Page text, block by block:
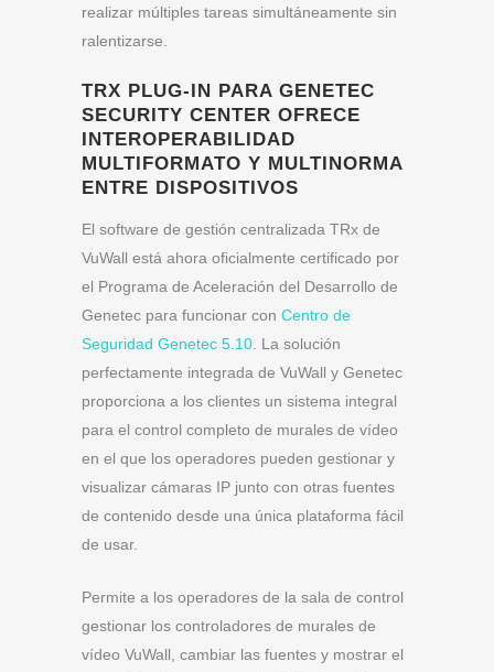
realizar múltiples tareas simultáneamente sin
ralentizarse.
TRX PLUG-IN PARA GENETEC
SECURITY CENTER OFRECE
INTEROPERABILIDAD
MULTIFORMATO Y MULTINORMA
ENTRE DISPOSITIVOS
El software de gestión centralizada TRx de
VuWall está ahora oficialmente certificado por
el Programa de Aceleración del Desarrollo de
Genetec para funcionar con Centro de
Seguridad Genetec 5.10 . La solución
perfectamente integrada de VuWall y Genetec
proporciona a los clientes un sistema integral
para el control completo de murales de vídeo
en el que los operadores pueden gestionar y
visualizar cámaras IP junto con otras fuentes
de contenido desde una única plataforma fácil
de usar.
Permite a los operadores de la sala de control
gestionar los controladores de murales de
vídeo VuWall, cambiar las fuentes y mostrar el